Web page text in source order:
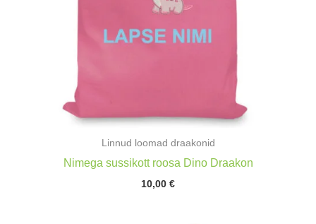
Linnud loomad draakonid
Nimega sussikott roosa Dino Draakon
10,00 €